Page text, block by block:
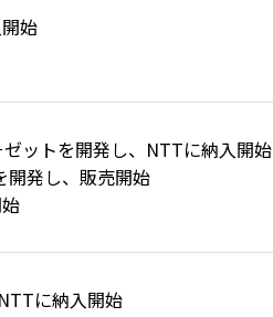
始
ットを開発し、NTTに納入開始
発し、販売開始
に納入開始